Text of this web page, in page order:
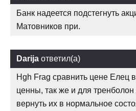
Банк надеется подстегнуть
Матовников при.
Darija ответил(а)
Hgh Frag сравнить цене Елец
ценны, так же и для
вернуть их в нормальное